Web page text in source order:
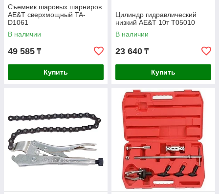
Съемник шаровых шарниров
AE&T сверхмощный TA-
D1061
В наличии
49 585 ₸
Купить
Цилиндр гидравлический
низкий AE&T 10т T05010
В наличии
23 640 ₸
Купить